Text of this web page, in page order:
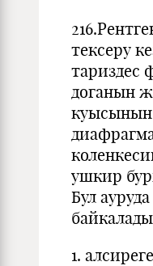
тексеру
тариздес
доганын
ушкир
Бул
1.